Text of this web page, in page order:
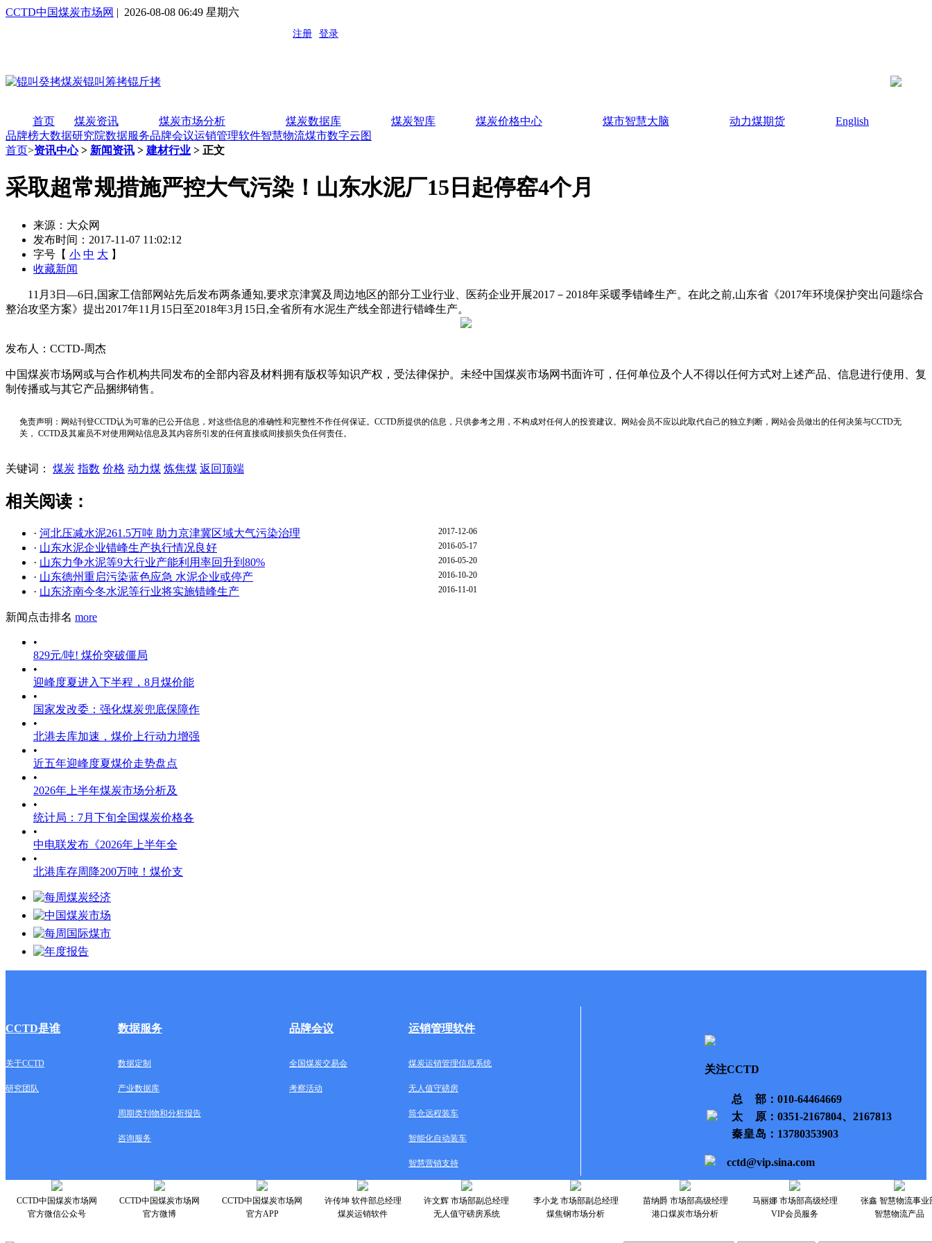
CCTD中国煤炭市场网 | 2026-08-08 06:49 星期六
首页 煤炭资讯 煤炭市场分析 煤炭数据库 煤炭智库 煤炭价格中心 煤市智慧大脑 动力煤期货
English
品牌榜大数据研究院数据服务品牌会议运销管理软件智慧物流煤市数字云图
首页>资讯中心> 新闻资讯 > 建材行业 > 正文
采取超常规措施严控大气污染！山东水泥厂15日起停窑4个月
来源：大众网
发布时间：2017-11-07 11:02:12
字号【 小 中 大 】
收藏新闻
11月3日―6日,国家工信部网站先后发布两条通知,要求京津冀及周边地区的部分工业行业、医药企业开展2017－2018年采暖季错峰生产。在此之前,山东省《2017年环境保护突出问题综合
整治攻坚方案》提出2017年11月15日至2018年3月15日,全省所有水泥生产线全部进行错峰生产。
发布人：CCTD-周杰
中国煤炭市场网或与合作机构共同发布的全部内容及材料拥有版权等知识产权，受法律保护。未经中国煤炭市场网书面许可，任何单位及个人不得以任何方式对上述产品、信息进行使用、复
制传播或与其它产品捆绑销售。
免责声明：网站刊登CCTD认为可靠的已公开信息，对这些信息的准确性和完整性不作任何保证。CCTD所提供的信息，只供参考之用，不构成对任何人的投资建议。网站会员不应以此取代自己的独立判断，网站会员做出的任何决策与CCTD无
关， CCTD及其雇员不对使用网站信息及其内容所引发的任何直接或间接损失负任何责任。
关键词： 煤炭 指数 价格 动力煤 炼焦煤 返回顶端
相关阅读：
· 河北压减水泥261.5万吨 助力京津冀区域大气污染治理 2017-12-06
· 山东水泥企业错峰生产执行情况良好 2016-05-17
· 山东力争水泥等9大行业产能利用率回升到80% 2016-05-20
· 山东德州重启污染蓝色应急 水泥企业或停产 2016-10-20
· 山东济南今冬水泥等行业将实施错峰生产 2016-11-01
新闻点击排名 more
•
829元/吨! 煤价突破僵局
•
迎峰度夏进入下半程，8月煤价能
•
国家发改委：强化煤炭兜底保障作
•
北港去库加速，煤价上行动力增强
•
近五年迎峰度夏煤价走势盘点
•
2026年上半年煤炭市场分析及
•
统计局：7月下旬全国煤炭价格各
•
中电联发布《2026年上半年全
•
北港库存周降200万吨！煤价支
CCTD是谁 数据服务 品牌会议 运销管理软件
关于CCTD 数据定制 全国煤炭交易会 煤炭运销管理信息系统
研究团队 产业数据库 考察活动 无人值守磅房
周期类刊物和分析报告 筒仓远程装车
咨询服务 智能化自动装车
智慧营销支持
关注CCTD
总部 ：010-64464669
太原 ：0351-2167804、2167813
秦皇岛 ：13780353903
cctd@vip.sina.com
CCTD中国煤炭市场网
官方微信公众号
CCTD中国煤炭市场网
官方微博
CCTD中国煤炭市场网
官方APP
许传坤 软件部总经理
煤炭运销软件
许文辉 市场部副总经理
无人值守磅房系统
李小龙 市场部副总经理
煤焦钢市场分析
苗纳爵 市场部高级经理
港口煤炭市场分析
马丽娜 市场部高级经理
VIP会员服务
张鑫 智慧物流事业
智慧物流产品